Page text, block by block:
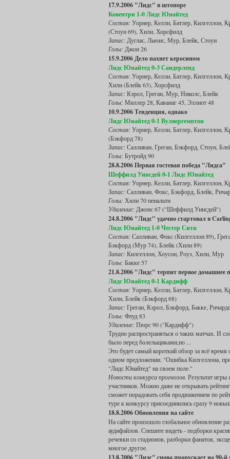
17.9.2006 "Лидс" в штопоре
Ковентри 1-0 Лидс Юнайтед
Состав: Уорнер, Келли, Батлер, Килгеллон,
(Стоун 69), Хили, Хорсфилд
Запас: Дуглас, Льюис, Мур, Блейк, Стоун
Голы: Джон 26
15.9.2006 Дело пахнет керосином
Лидс Юнайтед 0-3 Сандерленд
Состав: Уорнер, Келли, Батлер, Килгеллон,
Хили (Блейк 63), Хорсфилд
Запас: Кэрол, Греган, Мур, Николс, Блейк
Голы: Миллер 28, Каванаг 45, Эллиот 48
10.9.2006 Тенденция, однако
Лидс Юнайтед 0-1 Вулвергемптон
Состав: Уорнер, Келли, Батлер, Килгеллон,
(Бэкфорд 78)
Запас: Салливан, Греган, Бэкфорд, Стоун,
Голы: Бутройд 90
28.8.2006 Первая гостевая победа "Лидса"
Шеффилд Уинсдей 0-1 Лидс Юнайтед
Состав: Уорнер, Келли, Батлер, Килгеллон,
Запас: Салливан, Фокс, Бэкфорд, Блейк,
Голы: Хили 70 пенальти
Удаление: Джонс 67 ("Шеффилд Уинсдей")
24.8.2006 "Лидс" удачно стартовал в
Лидс Юнайтед 1-0 Честер Сити
Состав: Салливан, Фокс (Килгеллон 89),
Бэкфорд (Мур 74), Блейк (Хили 89)
Запас: Килгеллон, Хоусон, Роуз, Хили, Мур
Голы: Бакке 57
21.8.2006 "Лидс" терпит первое домашнее
Лидс Юнайтед 0-1 Кардифф
Состав: Уорнер, Келли, Батлер, Килгеллон,
Хили, Блейк (Бэкфорд 68)
Запас: Греган, Кэрол, Бэкфорд, Бакке,
Голы: Флуд 83
Удаление: Пюрс 90 ("Кардифф")
Трудно распространяться о таких матчах. И
было перед болельщиками,но ...
Это будет самый короткий обзор за всё
одном предложении. "Ошибка Килгеллона,
"Лидс Юнайтед" на своем поле."
Новости конкурса прогнозов. Результат
участников. Можно даже не открывать
сможет порадовать себя продвижением по
туре к конкурсу присоединились сразу 9
18.8.2006 Обновления на сайте
На сайте произошло глобальное обновление
аудифайлов. Спешите видеть - подборки
речевки со стадионов, разборки фанатов,
многое другое.
13.8.2006 "Лидс" снова пропускает на 90-й